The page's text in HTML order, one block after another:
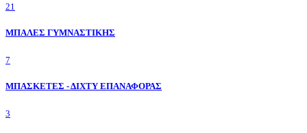
21
ΜΠΑΛΕΣ ΓΥΜΝΑΣΤΙΚΗΣ
7
ΜΠΑΣΚΕΤΕΣ - ΔΙΧΤΥ ΕΠΑΝΑΦΟΡΑΣ
3